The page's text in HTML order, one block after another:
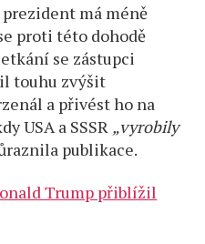
prezident má méně
proti této dohodě
se zástupci
touhu zvýšit
a přivést ho na
USA a SSSR „vyrobily
publikace.
Trump přiblížil